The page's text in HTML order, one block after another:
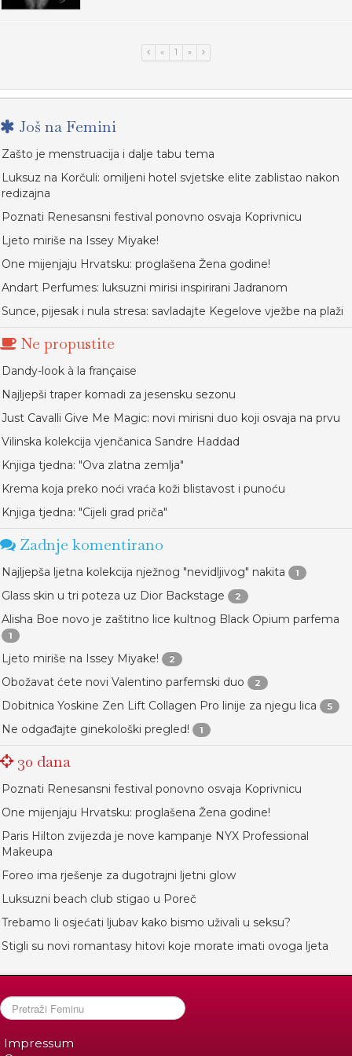
« 1 »
Još na Femini
Zašto je menstruacija i dalje tabu tema
Luksuz na Korčuli: omiljeni hotel svjetske elite zablistao nakon
redizajna
Poznati Renesansni festival ponovno osvaja Koprivnicu
Ljeto miriše na Issey Miyake!
One mijenjaju Hrvatsku: proglašena Žena godine!
Andart Perfumes: luksuzni mirisi inspirirani Jadranom
Sunce, pijesak i nula stresa: savladajte Kegelove vježbe na plaži
Ne propustite
Dandy-look à la française
Najljepši traper komadi za jesensku sezonu
Just Cavalli Give Me Magic: novi mirisni duo koji osvaja na prvu
Vilinska kolekcija vjenčanica Sandre Haddad
Knjiga tjedna: "Ova zlatna zemlja"
Krema koja preko noći vraća koži blistavost i punoću
Knjiga tjedna: "Cijeli grad priča"
Zadnje komentirano
Najljepša ljetna kolekcija nježnog "nevidljivog" nakita 1
Glass skin u tri poteza uz Dior Backstage 2
Alisha Boe novo je zaštitno lice kultnog Black Opium parfema
1
Ljeto miriše na Issey Miyake! 2
Obožavat ćete novi Valentino parfemski duo 2
Dobitnica Yoskine Zen Lift Collagen Pro linije za njegu lica 5
Ne odgađajte ginekološki pregled! 1
30 dana
Poznati Renesansni festival ponovno osvaja Koprivnicu
One mijenjaju Hrvatsku: proglašena Žena godine!
Paris Hilton zvijezda je nove kampanje NYX Professional
Makeupa
Foreo ima rješenje za dugotrajni ljetni glow
Luksuzni beach club stigao u Poreč
Trebamo li osjećati ljubav kako bismo uživali u seksu?
Stigli su novi romantasy hitovi koje morate imati ovoga ljeta
Impressum